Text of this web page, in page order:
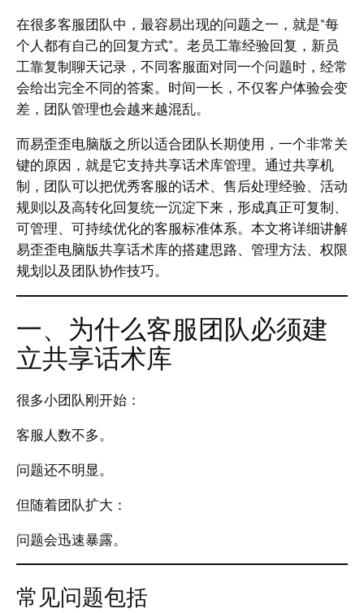
在很多客服团队中，最容易出现的问题之一，就是“每
个人都有自己的回复方式”。老员工靠经验回复，新员
工靠复制聊天记录，不同客服面对同一个问题时，经常
会给出完全不同的答案。时间一长，不仅客户体验会变
差，团队管理也会越来越混乱。
而易歪歪电脑版之所以适合团队长期使用，一个非常关
键的原因，就是它支持共享话术库管理。通过共享机
制，团队可以把优秀客服的话术、售后处理经验、活动
规则以及高转化回复统一沉淀下来，形成真正可复制、
可管理、可持续优化的客服标准体系。本文将详细讲解
易歪歪电脑版共享话术库的搭建思路、管理方法、权限
规划以及团队协作技巧。
一、为什么客服团队必须建
立共享话术库
很多小团队刚开始：
客服人数不多。
问题还不明显。
但随着团队扩大：
问题会迅速暴露。
常见问题包括